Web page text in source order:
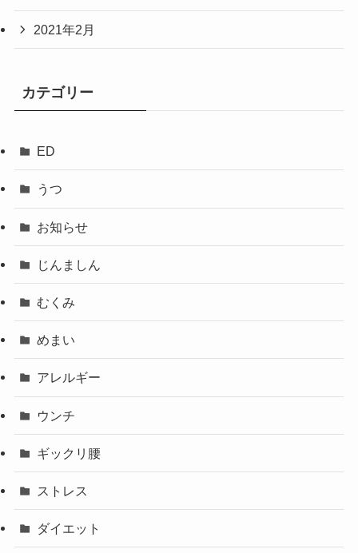
2021年2月
カテゴリー
ED
うつ
お知らせ
じんましん
むくみ
めまい
アレルギー
ウンチ
ギックリ腰
ストレス
ダイエット